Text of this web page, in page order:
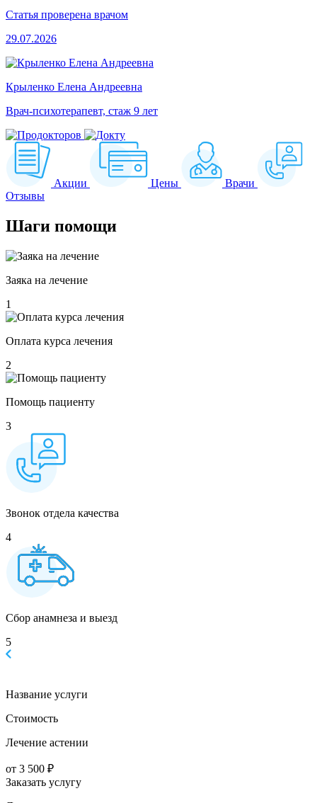
Статья проверена врачом
29.07.2026
Крыленко Елена Андреевна
Врач-психотерапевт, стаж 9 лет
Акции Цены
Врачи
Отзывы
Шаги помощи
Заяка на лечение
1
Оплата курса лечения
2
Помощь пациенту
3
Звонок отдела качества
4
Сбор анамнеза и выезд
5
Название услуги
Стоимость
Лечение астении
от 3 500 ₽
Заказать услугу